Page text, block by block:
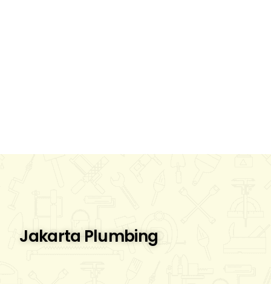
Jakarta Plumbing